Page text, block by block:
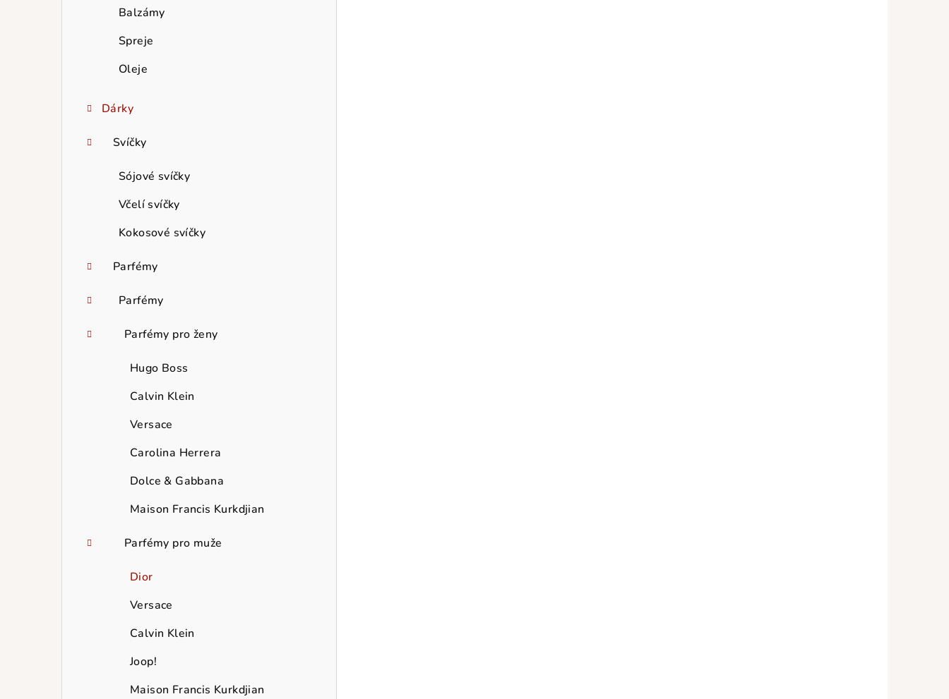
Balzámy
Spreje
Oleje
Dárky
Svíčky
Sójové svíčky
Včelí svíčky
Kokosové svíčky
Parfémy
Parfémy
Parfémy pro ženy
Hugo Boss
Calvin Klein
Versace
Carolina Herrera
Dolce & Gabbana
Maison Francis Kurkdjian
Parfémy pro muže
Dior
Versace
Calvin Klein
Joop!
Maison Francis Kurkdjian